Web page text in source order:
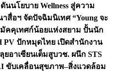
นนโยบาย Wellness สู่ความ
สื่อฯ จัดปัจฉิมนิเทศ “Young จะ
มัคคุเทศก์น้อยแห่งสยาม ปั้นนัก
PV ปักหมุดไทย เปิดสำนักงาน
ยอาเซียนเต็มสูบวช. ผนึก STS
ขับเคลื่อนสุขภาพ–สิ่งแวดล้อม